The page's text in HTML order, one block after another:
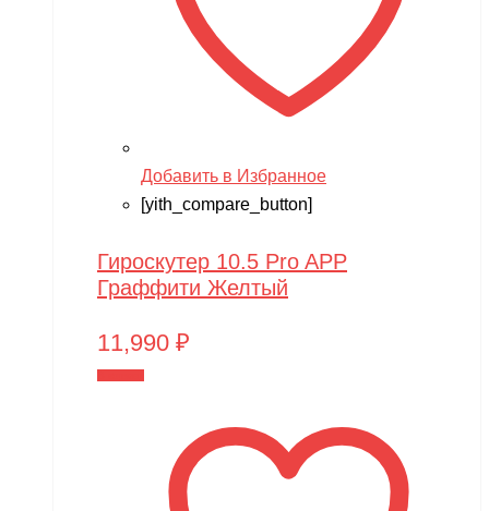
Добавить в Избранное
[yith_compare_button]
Гироскутер 10.5 Pro APP
Граффити Желтый
11,990 ₽